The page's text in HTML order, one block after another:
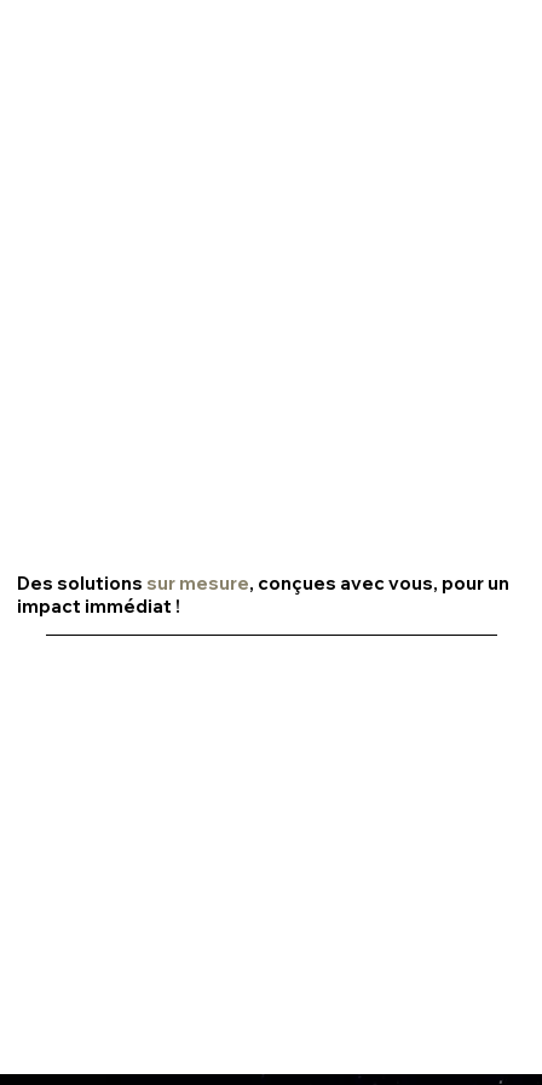
Des solutions sur mesure, conçues avec vous, pour un
impact immédiat !